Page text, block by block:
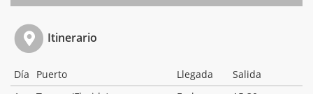
Itinerario
Día Puerto Llegada
Salida